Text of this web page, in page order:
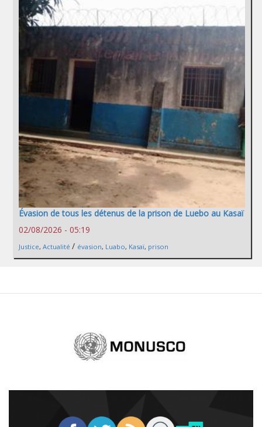
Évasion de tous les détenus de la prison de Luebo au Kasaï
02/08/2026 - 05:19
Justice, Actualité / évasion, Luabo, Kasaï, prison